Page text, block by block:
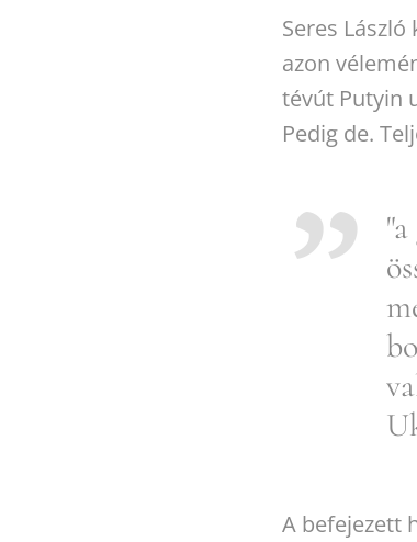
Seres
azon
tévút Putyin
Pedig de.
A befejezett